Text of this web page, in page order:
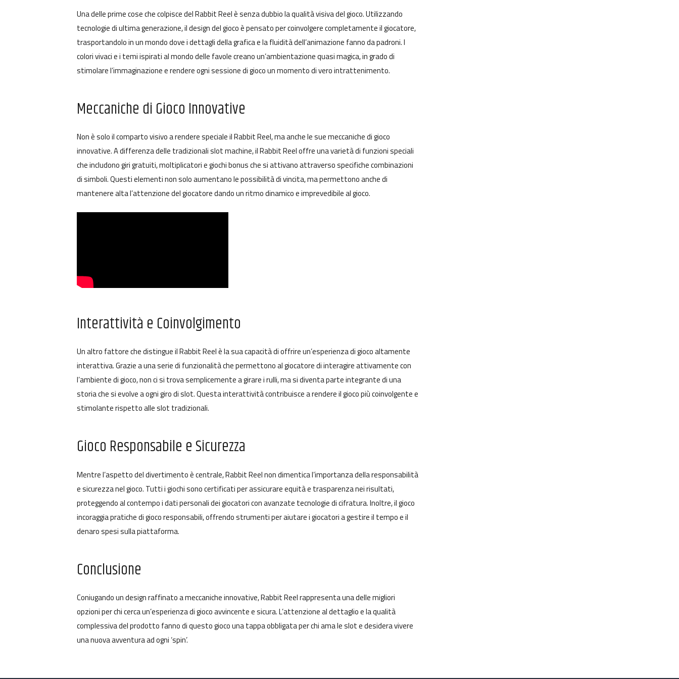
Una delle prime cose che colpisce del Rabbit Reel è senza dubbio la qualità visiva del gioco. Utilizzando
tecnologie di ultima generazione, il design del gioco è pensato per coinvolgere completamente il giocatore,
trasportandolo in un mondo dove i dettagli della grafica e la fluidità dell’animazione fanno da padroni. I
colori vivaci e i temi ispirati al mondo delle favole creano un’ambientazione quasi magica, in grado di
stimolare l’immaginazione e rendere ogni sessione di gioco un momento di vero intrattenimento.
Meccaniche di Gioco Innovative
Non è solo il comparto visivo a rendere speciale il Rabbit Reel, ma anche le sue meccaniche di gioco
innovative. A differenza delle tradizionali slot machine, il Rabbit Reel offre una varietà di funzioni speciali
che includono giri gratuiti, moltiplicatori e giochi bonus che si attivano attraverso specifiche combinazioni
di simboli. Questi elementi non solo aumentano le possibilità di vincita, ma permettono anche di
mantenere alta l’attenzione del giocatore dando un ritmo dinamico e imprevedibile al gioco.
Interattività e Coinvolgimento
Un altro fattore che distingue il Rabbit Reel è la sua capacità di offrire un’esperienza di gioco altamente
interattiva. Grazie a una serie di funzionalità che permettono al giocatore di interagire attivamente con
l’ambiente di gioco, non ci si trova semplicemente a girare i rulli, ma si diventa parte integrante di una
storia che si evolve a ogni giro di slot. Questa interattività contribuisce a rendere il gioco più coinvolgente e
stimolante rispetto alle slot tradizionali.
Gioco Responsabile e Sicurezza
Mentre l’aspetto del divertimento è centrale, Rabbit Reel non dimentica l’importanza della responsabilità
e sicurezza nel gioco. Tutti i giochi sono certificati per assicurare equità e trasparenza nei risultati,
proteggendo al contempo i dati personali dei giocatori con avanzate tecnologie di cifratura. Inoltre, il gioco
incoraggia pratiche di gioco responsabili, offrendo strumenti per aiutare i giocatori a gestire il tempo e il
denaro spesi sulla piattaforma.
Conclusione
Coniugando un design raffinato a meccaniche innovative, Rabbit Reel rappresenta una delle migliori
opzioni per chi cerca un’esperienza di gioco avvincente e sicura. L’attenzione al dettaglio e la qualità
complessiva del prodotto fanno di questo gioco una tappa obbligata per chi ama le slot e desidera vivere
una nuova avventura ad ogni ‘spin’.